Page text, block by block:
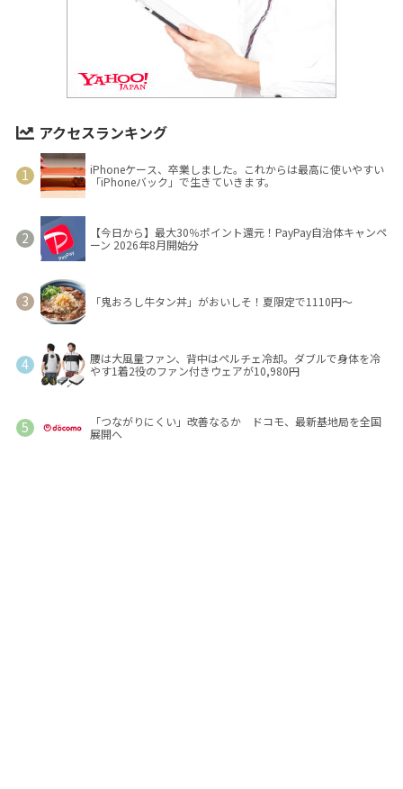
アクセスランキング
iPhoneケース、卒業しました。これからは最高に使いやすい
「iPhoneバック」で生きていきます。
【今日から】最大30％ポイント還元！PayPay自治体キャンペ
ーン 2026年8月開始分
「鬼おろし牛タン丼」がおいしそ！夏限定で1110円～
腰は大風量ファン、背中はペルチェ冷却。ダブルで身体を冷
やす1着2役のファン付きウェアが10,980円
「つながりにくい」改善なるか ドコモ、最新基地局を全国
展開へ